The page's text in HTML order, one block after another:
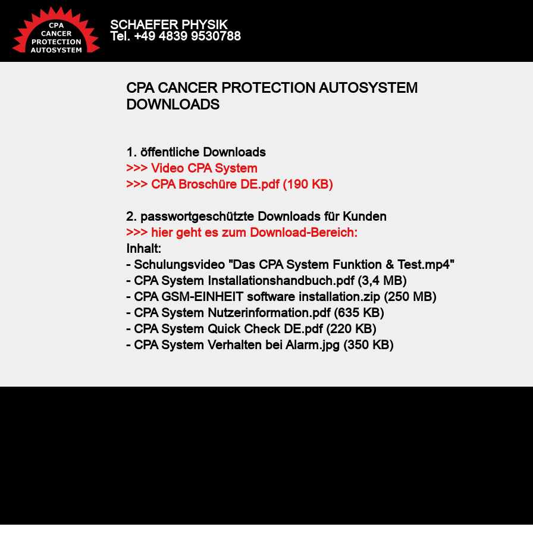
SCHAEFER PHYSIK
Tel. +49 4839 9530788
CPA CANCER PROTECTION AUTOSYSTEM
DOWNLOADS
1. öffentliche Downloads
>>> Video CPA System
>>> CPA Broschüre DE.pdf (190 KB)
2. passwortgeschützte Downloads für Kunden
>>> hier geht es zum Download-Bereich:
Inhalt:
- Schulungsvideo "Das CPA System Funktion & Test.mp4"
- CPA System Installationshandbuch.pdf (3,4 MB)
- CPA GSM-EINHEIT software installation.zip (250 MB)
- CPA System Nutzerinformation.pdf (635 KB)
- CPA System Quick Check DE.pdf (220 KB)
- CPA System Verhalten bei Alarm.jpg (350 KB)